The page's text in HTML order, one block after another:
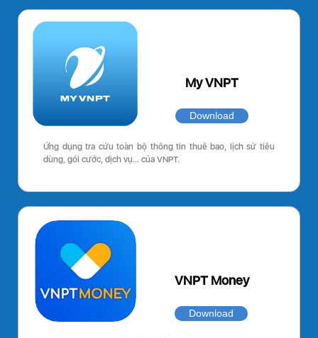
My VNPT
Download
Ứng dụng tra cứu toàn bộ thông tin thuê bao, lịch sử tiêu
dùng, gói cước, dịch vụ… của VNPT.
VNPT Money
Download